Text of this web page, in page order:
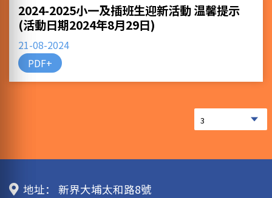
2024-2025小一及插班生迎新活動 温馨提示
(活動日期2024年8月29日)
21-08-2024
PDF+
地址：
新界大埔太和路8號